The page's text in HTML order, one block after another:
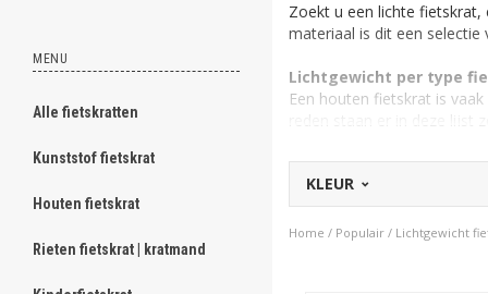
MENU
Alle fietskratten
Kunststof fietskrat
Houten fietskrat
Rieten fietskrat | kratmand
Zoekt u een lichte
materiaal is dit een selectie
Lichtgewicht per type
Een houten fietskrat is
Kinderfietskratten/
Een fietskrat voor een
een volwassen fietskrat.
KLEUR
Home / Populair / Lichtgewicht